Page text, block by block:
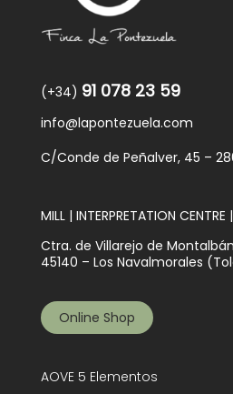
(+34) 91 078 23 59
info@lapontezuela.com
C/Conde de Peñalver, 45 –
MILL | INTERPRETATION CENTRE
Ctra. de Villarejo de
45140 – Los Navalmorales
Online Shop
AOVE 5 Elementos